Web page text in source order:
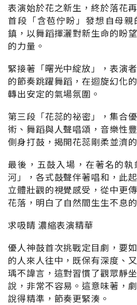
表演始於花之新生，終於落花
首段「含苞佇盼」發想自母
鎮，以舞蹈揮灑對新生命的盼
的力量。
緊接著「曙光中綻放」，表演
的節奏跳躍舞蹈，在迴旋幻化
轉出安定的氣場氛圍。
第三段「花蕊的祕密」，集合
術、舞蹈與人聲唱頌，音樂性
側身打鼓，揭開花蕊剛柔並濟
最後，五鼓入場，在著名的
河」，各式鼓聲伴著唱和，此
立體壯觀的視覺感受，從中更
花落，明白了自然間生生不息
求吸睛 濃縮表演精華
優人神鼓首次挑戰定目劇，要
的人來人往中，既保有深度、
瑀不諱言，這對習慣了觀眾靜
說，非常不容易。這意味著，
說得精準，節奏更緊湊。